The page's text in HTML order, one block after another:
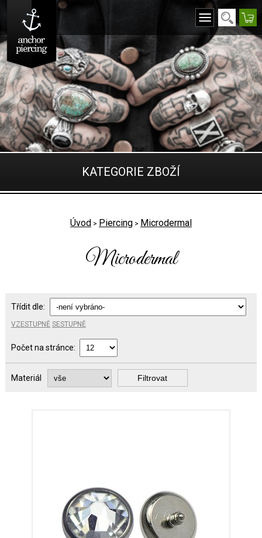
KATEGORIE ZBOŽÍ
Úvod > Piercing > Microdermal
Microdermal
Třídit dle:
VZESTUPNĚ SESTUPNĚ
Počet na stránce:
Materiál